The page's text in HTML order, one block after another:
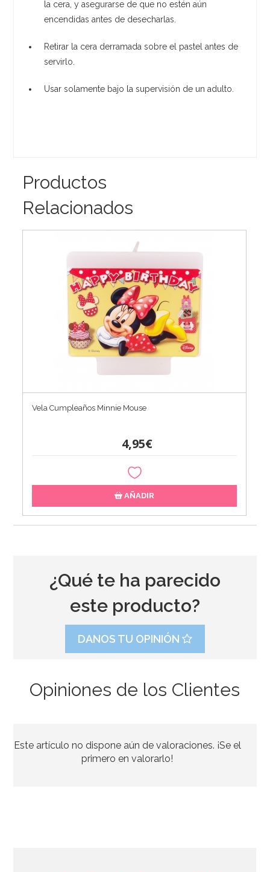
la cera, y asegurarse de que no estén aún
encendidas antes de desecharlas.
Retirar la cera derramada sobre el pastel antes de
servirlo.
Usar solamente bajo la supervisión de un adulto.
Productos
Relacionados
Vela Cumpleaños Minnie Mouse
4,95€
AÑADIR
¿Qué te ha parecido
este producto?
DANOS TU OPINIÓN
Opiniones de los Clientes
Este artículo no dispone aún de valoraciones. ¡Se el
primero en valorarlo!